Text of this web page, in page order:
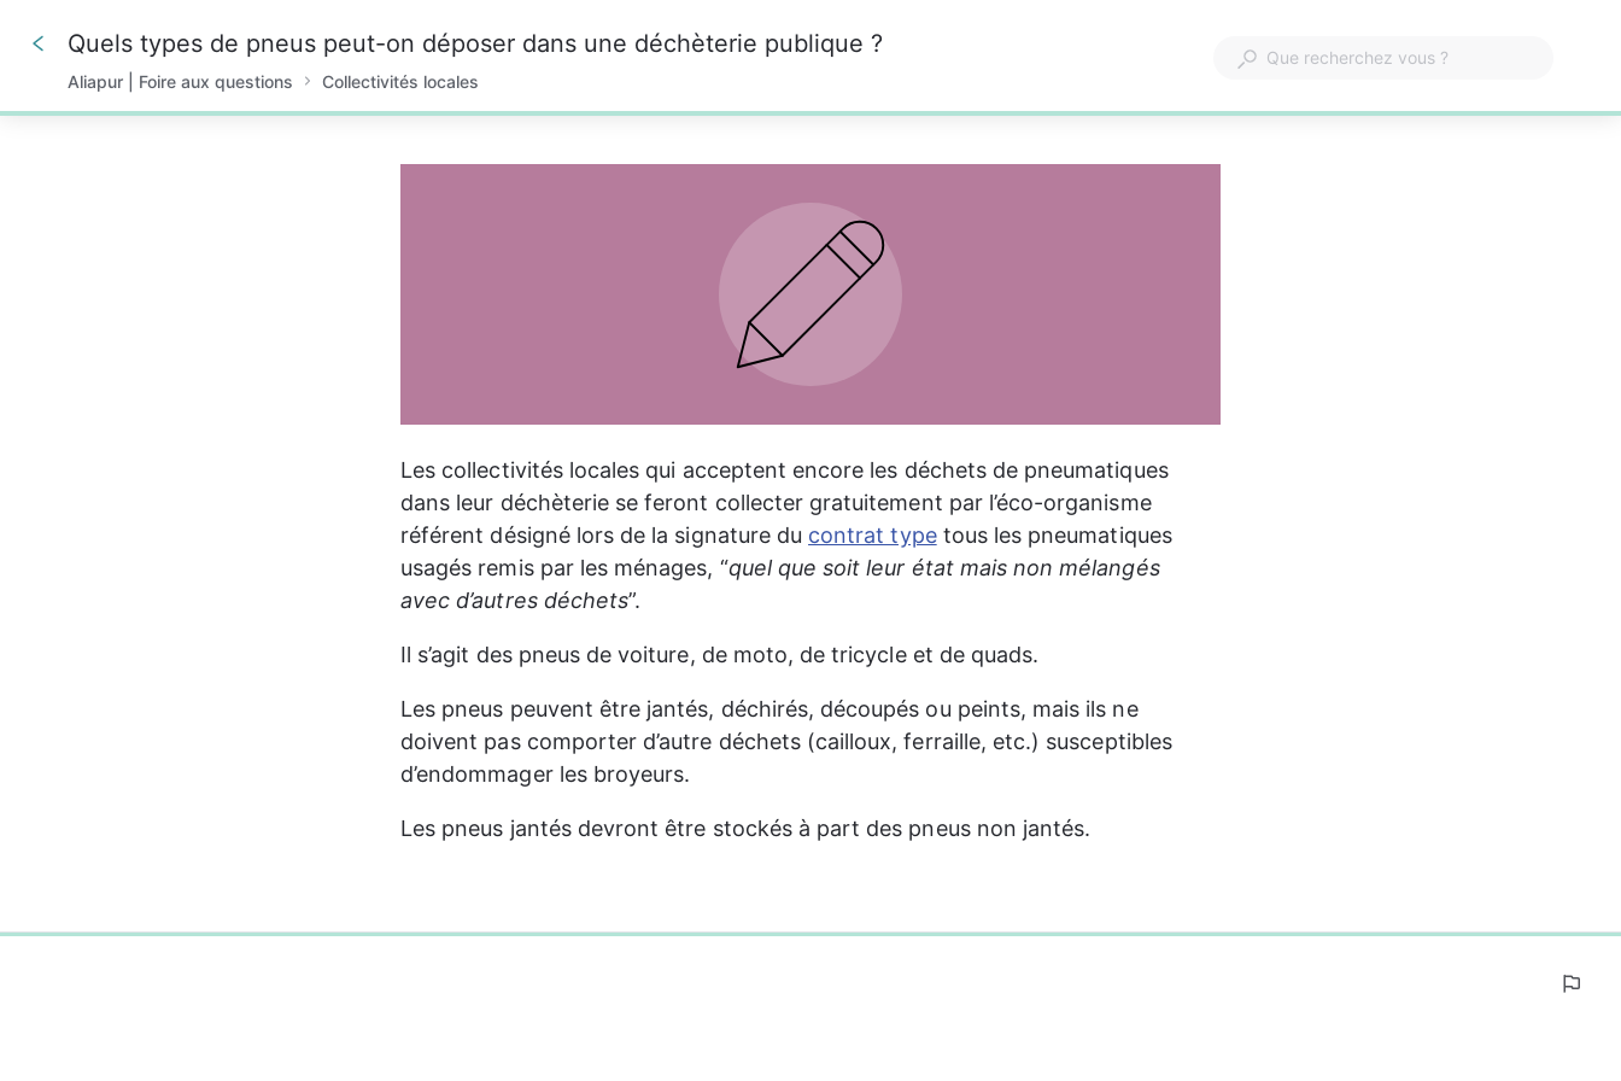
0%
Quels types de pneus peut-on déposer dans une déchèterie publique ?
Aliapur | Foire aux questions Collectivités locales
Les collectivités locales qui acceptent encore les déchets de pneumatiques
dans leur déchèterie se feront collecter gratuitement par l’éco-organisme
référent désigné lors de la signature du contrat type tous les pneumatiques
usagés remis par les ménages, “quel que soit leur état mais non mélangés
avec d’autres déchets”.
Il s’agit des pneus de voiture, de moto, de tricycle et de quads.
Les pneus peuvent être jantés, déchirés, découpés ou peints, mais ils ne
doivent pas comporter d’autre déchets (cailloux, ferraille, etc.) susceptibles
d’endommager les broyeurs.
Les pneus jantés devront être stockés à part des pneus non jantés.
0%